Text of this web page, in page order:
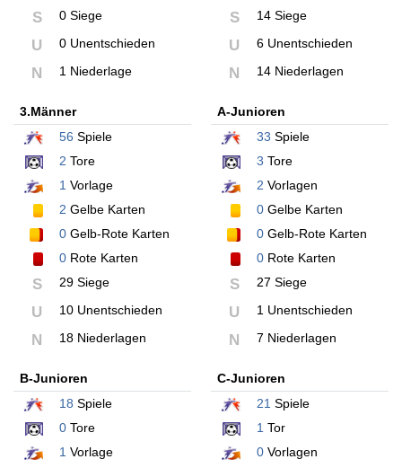
S 0 Siege
U 0 Unentschieden
N 1 Niederlage
S 14 Siege
U 6 Unentschieden
N 14 Niederlagen
3.Männer
56 Spiele
2 Tore
1 Vorlage
2 Gelbe Karten
0 Gelb-Rote Karten
0 Rote Karten
S 29 Siege
U 10 Unentschieden
N 18 Niederlagen
A-Junioren
33 Spiele
3 Tore
2 Vorlagen
0Gelbe Karten
0Gelb-Rote Karten
0Rote Karten
S 27 Siege
U 1 Unentschieden
N 7 Niederlagen
B-Junioren
18 Spiele
0 Tore
1 Vorlage
C-Junioren
21 Spiele
1 Tor
0Vorlagen